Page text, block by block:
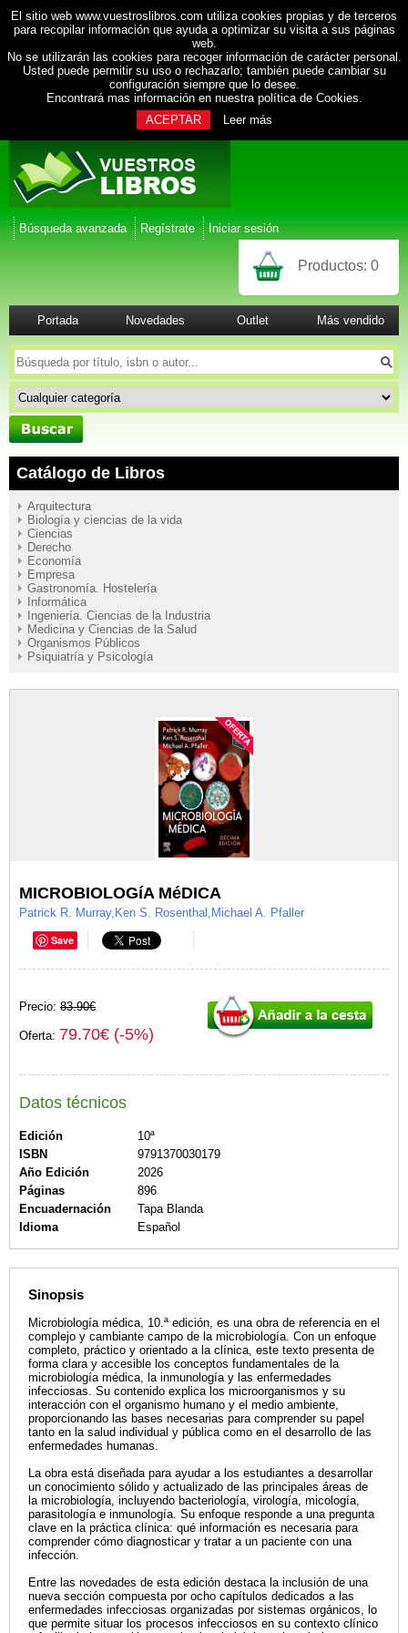
El sitio web www.vuestroslibros.com utiliza cookies propias y de terceros
para recopilar información que ayuda a optimizar su visita a sus páginas
web.
No se utilizarán las cookies para recoger información de carácter personal.
Usted puede permitir su uso o rechazarlo; también puede cambiar su
configuración siempre que lo desee.
Encontrará mas información en nuestra política de Cookies.
ACEPTAR
Leer más
Búsqueda avanzada Regístrate Iniciar sesión
Productos: 0
Portada Novedades Outlet Más vendido
Catálogo de Libros
Arquitectura
Biología y ciencias de la vida
Ciencias
Derecho
Economía
Empresa
Gastronomía. Hostelería
Informática
Ingeniería. Ciencias de la Industria
Medicina y Ciencias de la Salud
Organismos Públicos
Psiquiatría y Psicología
MICROBIOLOGíA MéDICA
Patrick R. Murray,Ken S. Rosenthal,Michael A. Pfaller
Save
Precio: 83.90€
Oferta: 79.70€ (-5%)
Datos técnicos
Edición
10ª
ISBN
9791370030179
Año Edición
2026
Páginas
896
Encuadernación
Tapa Blanda
Idioma
Español
Sinopsis
Microbiología médica, 10.ª edición, es una obra de referencia en el
complejo y cambiante campo de la microbiología. Con un enfoque
completo, práctico y orientado a la clínica, este texto presenta de
forma clara y accesible los conceptos fundamentales de la
microbiología médica, la inmunología y las enfermedades
infecciosas. Su contenido explica los microorganismos y su
interacción con el organismo humano y el medio ambiente,
proporcionando las bases necesarias para comprender su papel
tanto en la salud individual y pública como en el desarrollo de las
enfermedades humanas.
La obra está diseñada para ayudar a los estudiantes a desarrollar
un conocimiento sólido y actualizado de las principales áreas de
la microbiología, incluyendo bacteriología, virología, micología,
parasitología e inmunología. Su enfoque responde a una pregunta
clave en la práctica clínica: qué información es necesaria para
comprender cómo diagnosticar y tratar a un paciente con una
infección.
Entre las novedades de esta edición destaca la inclusión de una
nueva sección compuesta por ocho capítulos dedicados a las
enfermedades infecciosas organizadas por sistemas orgánicos, lo
que permite situar los procesos infecciosos en su contexto clínico